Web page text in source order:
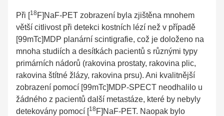
Při [18F]NaF-PET zobrazení byla zjištěna mnohem
větší citlivost při detekci kostních lézí než v případě
[99mTc]MDP planární scintigrafie, což je doloženo na
mnoha studiích a desítkách pacientů s různými typy
primárních nádorů (rakovina prostaty, rakovina plic,
rakovina štítné žlázy, rakovina prsu). Ani kvalitnější
zobrazení pomocí [99mTc]MDP-SPECT neodhalilo u
žádného z pacientů další metastáze, které by nebyly
detekovány pomocí [18F]NaF-PET. Naopak bylo